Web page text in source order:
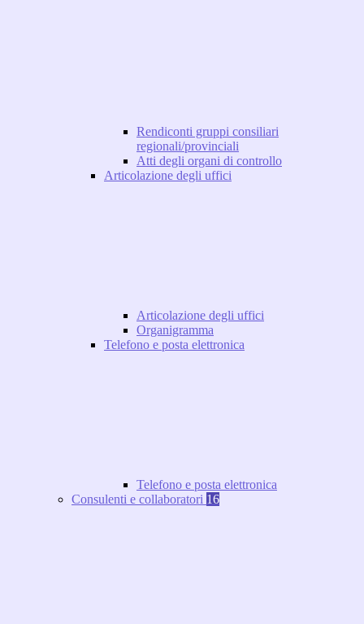
Rendiconti gruppi consiliari
regionali/provinciali
Atti degli organi di controllo
Articolazione degli uffici
Articolazione degli uffici
Organigramma
Telefono e posta elettronica
Telefono e posta elettronica
Consulenti e collaboratori 16